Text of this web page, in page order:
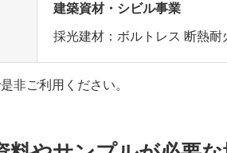
建築資材・シビル事業
採光建材：ボルトレス 断熱耐
非ご利用ください。